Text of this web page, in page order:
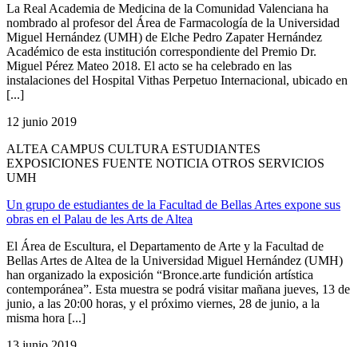
La Real Academia de Medicina de la Comunidad Valenciana ha
nombrado al profesor del Área de Farmacología de la Universidad
Miguel Hernández (UMH) de Elche Pedro Zapater Hernández
Académico de esta institución correspondiente del Premio Dr.
Miguel Pérez Mateo 2018. El acto se ha celebrado en las
instalaciones del Hospital Vithas Perpetuo Internacional, ubicado en
[...]
12 junio 2019
ALTEA CAMPUS CULTURA ESTUDIANTES
EXPOSICIONES FUENTE NOTICIA OTROS SERVICIOS
UMH
Un grupo de estudiantes de la Facultad de Bellas Artes expone sus
obras en el Palau de les Arts de Altea
El Área de Escultura, el Departamento de Arte y la Facultad de
Bellas Artes de Altea de la Universidad Miguel Hernández (UMH)
han organizado la exposición “Bronce.arte fundición artística
contemporánea”. Esta muestra se podrá visitar mañana jueves, 13 de
junio, a las 20:00 horas, y el próximo viernes, 28 de junio, a la
misma hora [...]